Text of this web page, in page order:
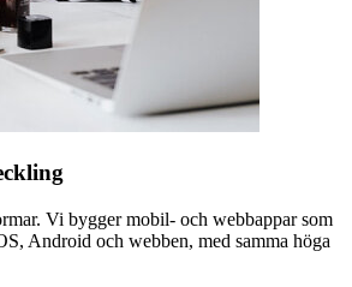
Vi bygger mobil- och webbappar som
Android och webben, med samma höga